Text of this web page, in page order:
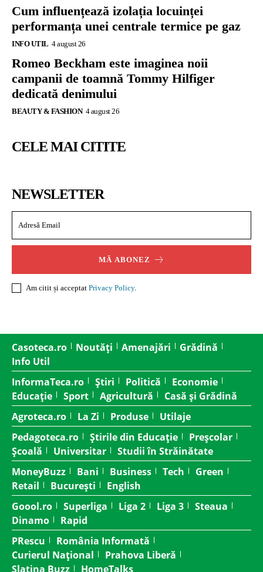
Cum influențează izolația locuinței
performanța unei centrale termice pe gaz
INFO UTIL 4 august 26
Romeo Beckham este imaginea noii
campanii de toamnă Tommy Hilfiger
dedicată denimului
BEAUTY & FASHION 4 august 26
CELE MAI CITITE
NEWSLETTER
MĂ ABONEZ
Am citit și acceptat Privacy Policy.
Casoteca.ro Noutăți Amenajări
Grădină
Info Util
InformaTeca.ro
Știri Politică
Economie
Educație
Sport Agricultură
Casă și Grădină
Agroteca.ro
La Zi Produse
Utilaje
Pedagoteca.ro
Știrile din Educație
Preșcolar
Școală
Universitar
Studii în Străinătate
MoneyBuzz
Bani Business Tech
Green
Retail
București
English
Goool.ro
Superliga Liga 2 Liga 3
Steaua
Dinamo
Rapid
PRescu
România Informată
Curierul Național
Prahova Liberă
Slatina Buzz
HomeTalks